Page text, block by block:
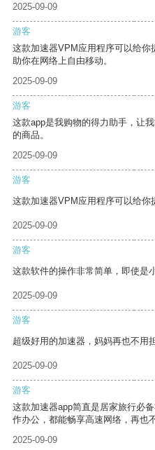
2025-09-09
游客
这款加速器VPM应用程序可以给
助你在网络上自由移动。
2025-09-09
游客
这款app是我购物的得力助手，让
的商品。
2025-09-09
游客
这款加速器VPM应用程序可以给你
2025-09-09
游客
这款软件的操作非常简单，即使是
2025-09-09
游客
超级好用的加速器，妈妈再也不用
2025-09-09
游客
这款加速器app简直是居家旅行必
作办公，都能畅享高速网络，再也
2025-09-09